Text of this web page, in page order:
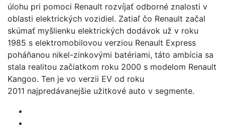
úlohu pri pomoci Renault rozvíjať odborné znalosti v
oblasti elektrických vozidiel. Zatiaľ čo Renault začal
skúmať myšlienku elektrických dodávok už v roku
1985 s elektromobilovou verziou Renault Express
poháňanou nikel-zinkovými batériami, táto ambícia sa
stala realitou začiatkom roku 2000 s modelom Renault
Kangoo. Ten je vo verzii EV od roku
2011 najpredávanejšie užitkové auto v segmente.